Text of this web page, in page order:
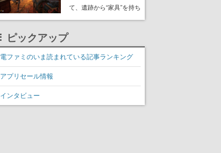
て、遺跡から“家具”を持ち
帰るホラーアクションゲ
売。迫る“腐敗”から逃げ延
び、持ち帰った家具で基
ピックアップ
電ファミのいま読まれている記事ランキング
アプリセール情報
インタビュー